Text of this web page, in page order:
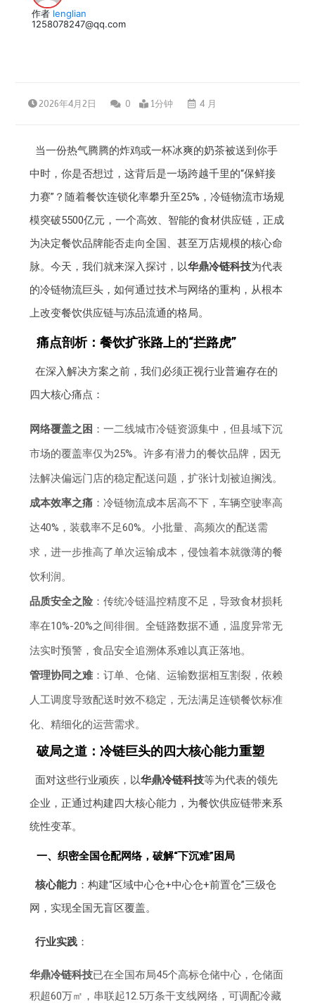
作者 lenglian
1258078247@qq.com
2026年4月2日 0 1分钟 4 月
当一份热气腾腾的炸鸡或一杯冰爽的奶茶被送到你手
中时，你是否想过，这背后是一场跨越千里的“保鲜接
力赛”？随着餐饮连锁化率攀升至25%，冷链物流市场规
模突破5500亿元，一个高效、智能的食材供应链，正成
为决定餐饮品牌能否走向全国、甚至万店规模的核心命
脉。今天，我们就来深入探讨，以华鼎冷链科技为代表
的冷链物流巨头，如何通过技术与网络的重构，从根本
上改变餐饮供应链与冻品流通的格局。
痛点剖析：餐饮扩张路上的“拦路虎”
在深入解决方案之前，我们必须正视行业普遍存在的
四大核心痛点：
网络覆盖之困 ：一二线城市冷链资源集中，但县域下沉
市场的覆盖率仅为25%。许多有潜力的餐饮品牌，因无
法解决偏远门店的稳定配送问题，扩张计划被迫搁浅。
成本效率之痛 ：冷链物流成本居高不下，车辆空驶率高
达40%，装载率不足60%。小批量、高频次的配送需
求，进一步推高了单次运输成本，侵蚀着本就微薄的餐
饮利润。
品质安全之险 ：传统冷链温控精度不足，导致食材损耗
率在10%-20%之间徘徊。全链路数据不通，温度异常无
法实时预警，食品安全追溯体系难以真正落地。
管理协同之难 ：订单、仓储、运输数据相互割裂，依赖
人工调度导致配送时效不稳定，无法满足连锁餐饮标准
化、精细化的运营需求。
破局之道：冷链巨头的四大核心能力重塑
面对这些行业顽疾，以华鼎冷链科技等为代表的领先
企业，正通过构建四大核心能力，为餐饮供应链带来系
统性变革。
一、织密全国仓配网络，破解“下沉难”困局
核心能力 ：构建“区域中心仓+中心仓+前置仓”三级仓
网，实现全国无盲区覆盖。
行业实践：
华鼎冷链科技已在全国布局45个高标仓储中心，仓储面
积超60万㎡，串联起12.5万条干支线网络，可调配冷藏